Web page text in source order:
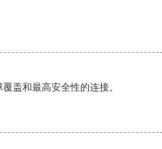
盖和最高安全性的连接。